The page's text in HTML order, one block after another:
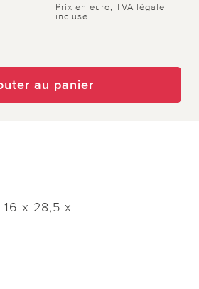
Prix en euro, TVA légale
incluse
au panier
x 28,5 x